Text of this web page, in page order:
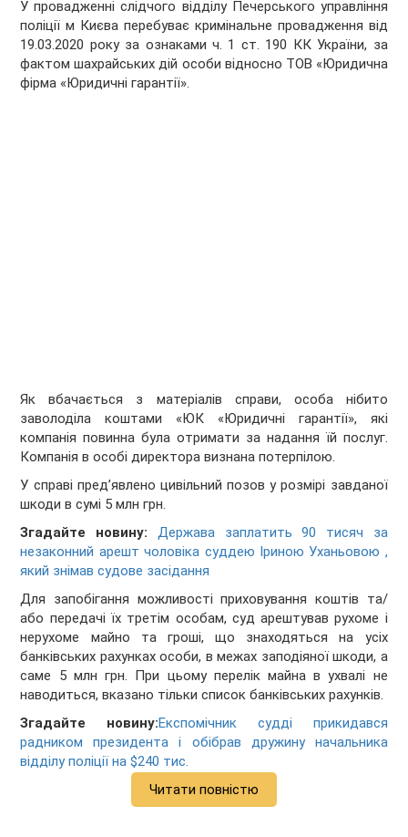
У провадженні слідчого відділу Печерського управління
поліції м Києва перебуває кримінальне провадження від
19.03.2020 року за ознаками ч. 1 ст. 190 КК України, за
фактом шахрайських дій особи відносно ТОВ «Юридична
фірма «Юридичні гарантії».
Як вбачається з матеріалів справи, особа нібито
заволоділа коштами «ЮК «Юридичні гарантії», які
компанія повинна була отримати за надання їй послуг.
Компанія в особі директора визнана потерпілою.
У справі пред’явлено цивільний позов у розмірі завданої
шкоди в сумі 5 млн грн.
Згадайте новину:
Держава заплатить 90 тисяч за
незаконний арешт чоловіка суддею Іриною Уханьовою ,
який знімав судове засідання
Для запобігання можливості приховування коштів та/
або передачі їх третім особам, суд арештував рухоме і
нерухоме майно та гроші, що знаходяться на усіх
банківських рахунках особи, в межах заподіяної шкоди, а
саме 5 млн грн. При цьому перелік майна в ухвалі не
наводиться, вказано тільки список банківських рахунків.
Згадайте новину:Експомічник судді прикидався
радником президента і обібрав дружину начальника
відділу поліції на $240 тис.
Читати повністю